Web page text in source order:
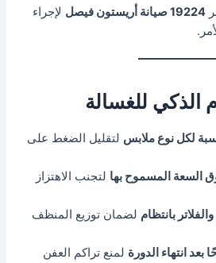
19224 صيانة أريستون فيصل
لإجراء
الذكي للغسالة
لكل نوع ملابس لتقليل الضغط على
السعة المسموح بها لتجنب الاهتزاز
بانتظام لضمان توزيع المنظف
انتهاء الدورة لمنع تراكم العفن